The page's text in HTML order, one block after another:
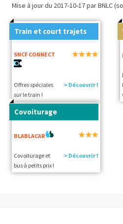
Mise à jour du 2017-10-17 par BNLC
Train et court trajets
SNCF CONNECT
Offres spéciales
sur le train !
> Découvrir !
Covoiturage
BLABLACAR
Covoiturage et
bus à petits prix !
> Découvrir !